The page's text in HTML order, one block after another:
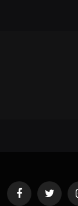
FacebookTwitter